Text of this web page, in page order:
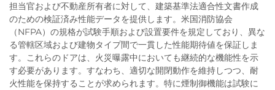
担当官および不動産所有者に対して、建築基準法適合性文書作成
のための検証済み性能データを提供します。米国消防協会
（NFPA）の規格が試験手順および設置要件を規定しており、異な
る管轄区域および建物タイプ間で一貫した性能期待値を保証しま
す。これらのドアは、火災曝露中においても継続的な機能性を示
す必要があります。すなわち、適切な開閉動作を維持しつつ、耐
火性能を保持することが求められます。特に煙制御機能は試験に